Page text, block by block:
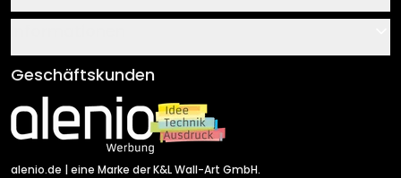
Über uns
Klebe- und Montageanleitungen
Newsletter An-/Abmeldung
Sendungsverfolgung
AGB
Impressum
Versand & Zahlung
Rücksendung
Geschäftskunden
alenio.de | eine Marke der K&L Wall-Art GmbH.